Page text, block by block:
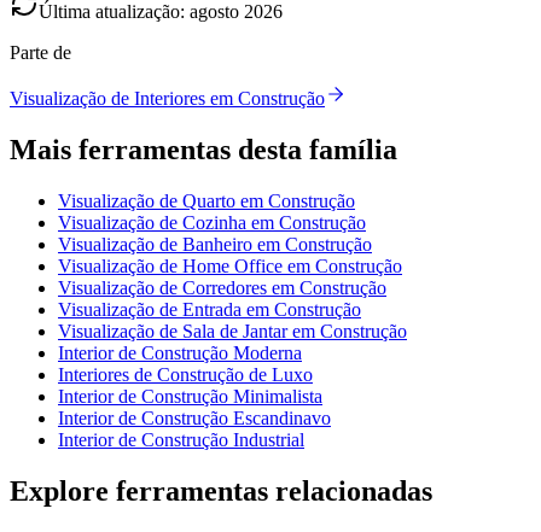
Última atualização: agosto 2026
Parte de
Visualização de Interiores em Construção
Mais ferramentas desta família
Visualização de Quarto em Construção
Visualização de Cozinha em Construção
Visualização de Banheiro em Construção
Visualização de Home Office em Construção
Visualização de Corredores em Construção
Visualização de Entrada em Construção
Visualização de Sala de Jantar em Construção
Interior de Construção Moderna
Interiores de Construção de Luxo
Interior de Construção Minimalista
Interior de Construção Escandinavo
Interior de Construção Industrial
Explore ferramentas relacionadas